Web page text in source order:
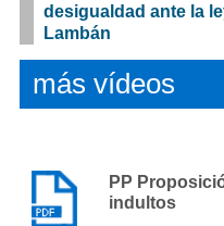
desigualdad ante la
Lambán
más vídeos
PP
indultos